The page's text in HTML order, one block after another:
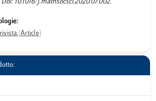
Doi: 10.1016/j.mathsocsci.2020.07.002.
(Article)